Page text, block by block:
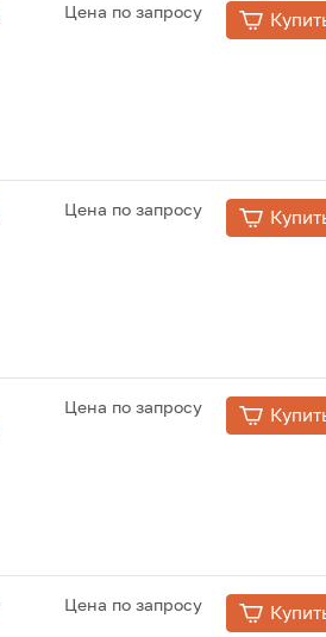
Цена по запросу
Цена по запросу
Цена по запросу
Цена по запросу